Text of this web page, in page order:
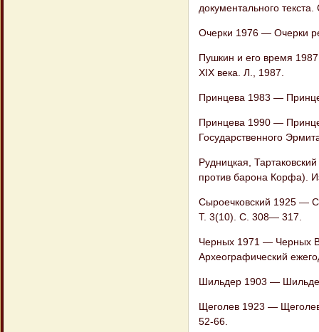
документального
Очерки 1976 — Очерки
Пушкин и его время
XIX века. Л., 1987.
Принцева 1983 —
Принцева 1990 —
Государственного
Рудницкая,
против барона Корфа).
Сыроечковский 1925 —
Т. 3(10). С. 308— 317.
Черных 1971 — Черных
Археографический
Шильдер 1903 —
Щеголев 1923 —
52-66.